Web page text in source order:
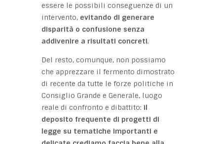
essere le possibili conseguenze di un
intervento, evitando di generare
disparità o confusione senza
addivenire a risultati concreti.
Del resto, comunque, non possiamo
che apprezzare il fermento dimostrato
di recente da tutte le forze politiche in
Consiglio Grande e Generale, luogo
reale di confronto e dibattito: il
deposito frequente di progetti di
legge su tematiche importanti e